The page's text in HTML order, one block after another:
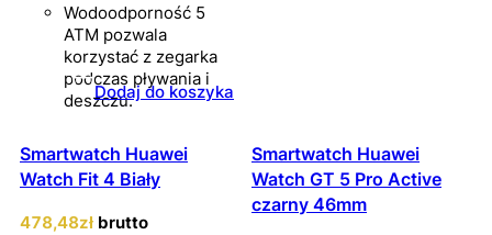
Wodoodporność 5
ATM pozwala
korzystać z zegarka
podczas pływania i
deszczu.
Dodaj do koszyka
Smartwatch Huawei
Watch Fit 4 Biały
478,48zł brutto
Smartwatch Huawei
Watch GT 5 Pro Active
czarny 46mm